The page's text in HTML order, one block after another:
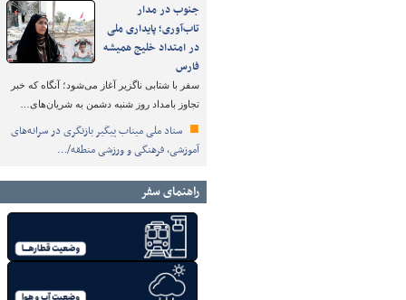
جنوب در مدار
تاب‌آوری؛ پایداری ملی
در امتداد خلیج همیشه
فارس
سفر با شتابی ناگزیر آغاز می‌شود؛ آنگاه که خبر
تجاوز بامداد روز شنبه دشمن به شریان‌های…
ستاد ملی میناب پیگیر بازنگری در سرانه‌های
آموزشی، فرهنگی و ورزشی منطقه/…
راهنمای سفر